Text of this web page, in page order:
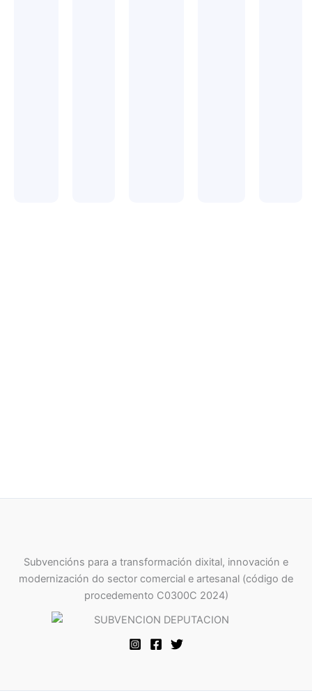
Subvencións para a transformación dixital, innovación e
modernización do sector comercial e artesanal (código de
procedemento C0300C 2024)